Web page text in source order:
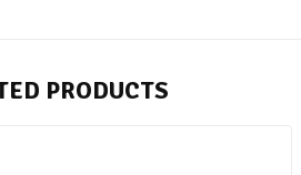
PRODUCTS